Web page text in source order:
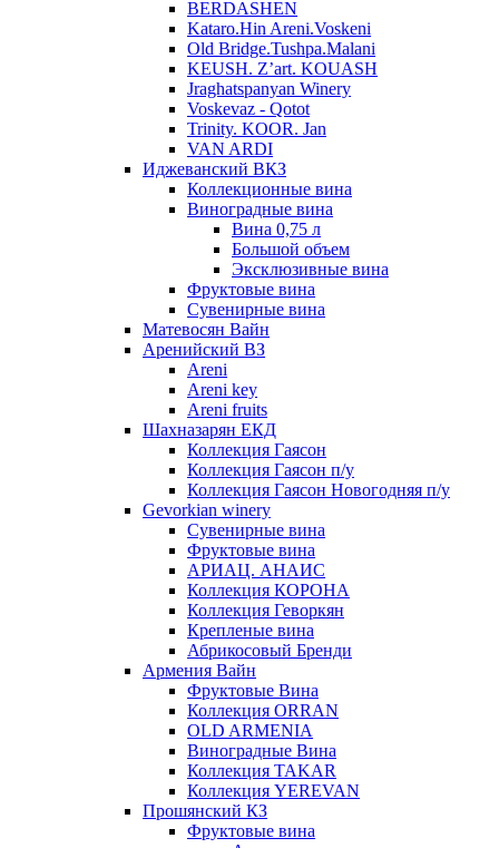
BERDASHEN
Kataro.Hin Areni.Voskeni
Old Bridge.Tushpa.Malani
KEUSH. Z’art. KOUASH
Jraghatspanyan Winery
Voskevaz - Qotot
Trinity. KOOR. Jan
VAN ARDI
Иджеванский ВКЗ
Коллекционные вина
Виноградные вина
Вина 0,75 л
Большой объем
Эксклюзивные вина
Фруктовые вина
Cувенирные вина
Матевосян Вайн
Аренийский ВЗ
Areni
Areni key
Areni fruits
Шахназарян ЕКД
Коллекция Гаясон
Коллекция Гаясон п/у
Коллекция Гаясон Новогодняя п/у
Gevorkian winery
Сувенирные вина
Фруктовые вина
АРИАЦ. АНАИС
Коллекция КОРОНА
Коллекция Геворкян
Крепленые вина
Абрикосовый Бренди
Армения Вайн
Фруктовые Вина
Коллекция ORRAN
OLD ARMENIA
Виноградные Вина
Коллекция TAKAR
Коллекция YEREVAN
Прошянский КЗ
Фруктовые вина